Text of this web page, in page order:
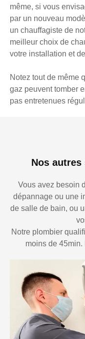
même, si vous
par un nouveau
un chauffagiste de
meilleur choix de
votre installation et
Notez tout de même
gaz peuvent tomber
pas entretenues
Nos autres
Vous avez besoin
dépannage ou une
de salle de bain, ou
Notre plombier
moins de